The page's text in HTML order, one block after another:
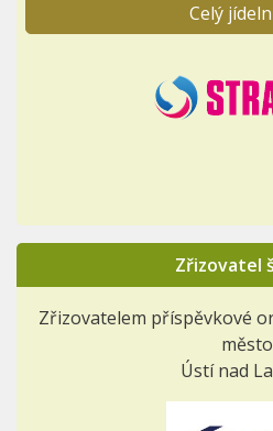
Celý
Zřizovatel
Zřizovatelem příspěvkové
město
Ústí nad